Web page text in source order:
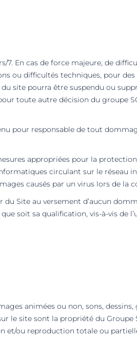
7. En cas de force majeure, de
ou difficultés techniques, pour
site pourra être suspendu ou
toute autre décision du groupe
pour responsable de tout
appropriées pour la
circulant sur le réseau
causés par un virus lors de la
du Site au versement d’aucun
soit sa qualification, vis-à-vis de
animées ou non, sons, dessins,
le site sont la propriété du Groupe
et/ou reproduction totale ou